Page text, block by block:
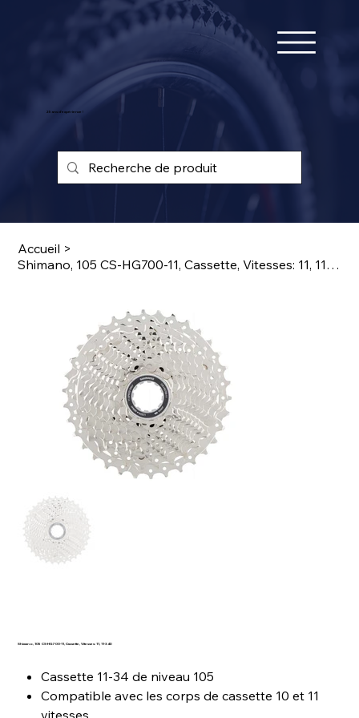
25 ans d'expérience !
Accueil >
Shimano, 105 CS-HG700-11, Cassette, Vitesses: 11, 11-34D
Shimano, 105 CS-HG700-11, Cassette, Vitesses: 11, 11-34D
Cassette 11-34 de niveau 105
Compatible avec les corps de cassette 10 et 11